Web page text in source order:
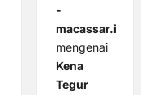
-
macassar.id
mengenai
Kena
Tegur